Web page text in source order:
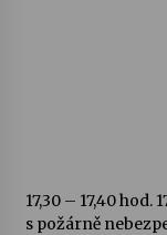
17,30 – 17,40 hod.
s požárně